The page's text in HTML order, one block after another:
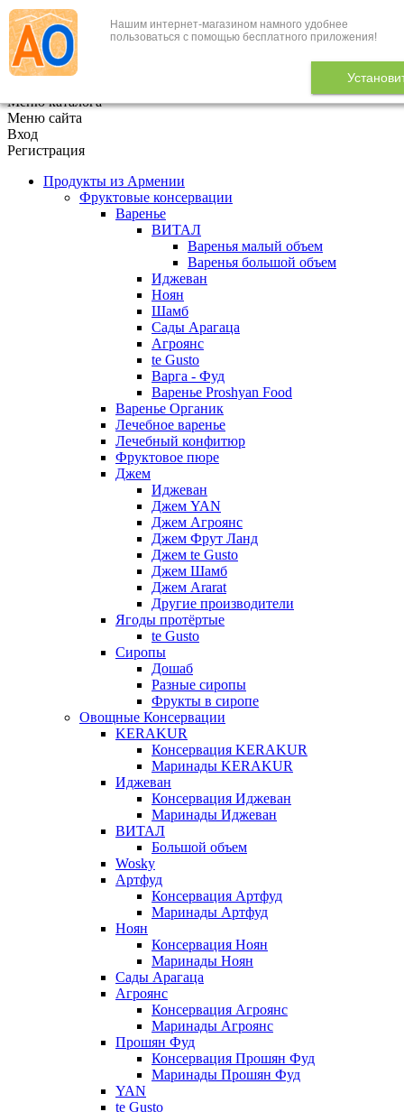
Нашим интернет-магазином намного удобнее
пользоваться с помощью бесплатного приложения!
+7 (495) 646-888-1
В корзине 0
Меню каталога
Меню сайта
Вход
Регистрация
Продукты из Армении
Фруктовые консервации
Варенье
ВИТАЛ
Варенья малый объем
Варенья большой объем
Иджеван
Ноян
Шамб
Сады Арагаца
Агроянс
te Gusto
Варга - Фуд
Варенье Proshyan Food
Варенье Органик
Лечебное варенье
Лечебный конфитюр
Фруктовое пюре
Джем
Иджеван
Джем YAN
Джем Агроянс
Джем Фрут Ланд
Джем te Gusto
Джем Шамб
Джем Ararat
Другие производители
Ягоды протёртые
te Gusto
Сиропы
Дошаб
Разные сиропы
Фрукты в сиропе
Овощные Консервации
KERAKUR
Консервация KERAKUR
Маринады KERAKUR
Иджеван
Консервация Иджеван
Маринады Иджеван
ВИТАЛ
Большой объем
Wosky
Артфуд
Консервация Артфуд
Маринады Артфуд
Ноян
Консервация Ноян
Маринады Ноян
Сады Арагаца
Агроянс
Консервация Агроянс
Маринады Агроянс
Прошян Фуд
Консервация Прошян Фуд
Маринады Прошян Фуд
YAN
te Gusto